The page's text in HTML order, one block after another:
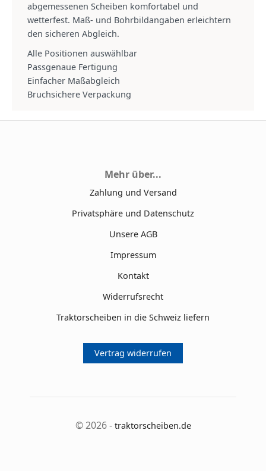
abgemessenen Scheiben komfortabel und
wetterfest. Maß‑ und Bohrbildangaben erleichtern
den sicheren Abgleich.
Alle Positionen auswählbar
Passgenaue Fertigung
Einfacher Maßabgleich
Bruchsichere Verpackung
Mehr über...
Zahlung und Versand
Privatsphäre und Datenschutz
Unsere AGB
Impressum
Kontakt
Widerrufsrecht
Traktorscheiben in die Schweiz liefern
Vertrag widerrufen
© 2026 - traktorscheiben.de